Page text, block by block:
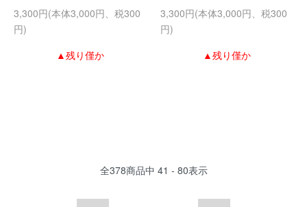
3,300円(本体3,000円、税300
円)
▲残り僅か
3,300円(本体3,000円、税300
円)
▲残り僅か
全378商品中 41 - 80表示